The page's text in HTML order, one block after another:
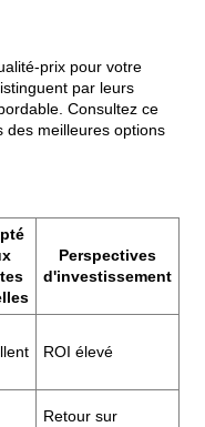
prix pour votre
par leurs
Consultez ce
des meilleures options
Perspectives
d'investissement
ROI élevé
Retour sur